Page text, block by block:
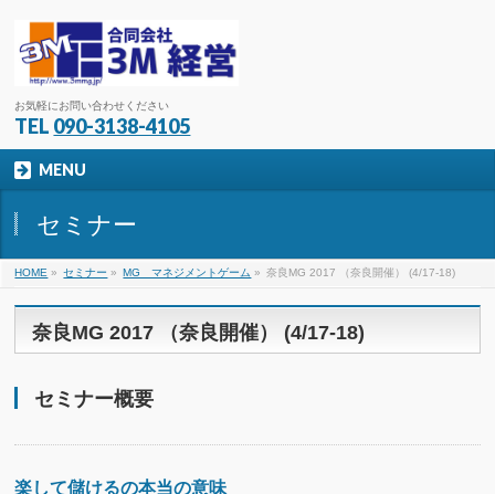
お気軽にお問い合わせください
TEL 090-3138-4105
MENU
セミナー
HOME » セミナー » MG マネジメントゲーム » 奈良MG 2017 （奈良開催） (4/17-18)
奈良MG 2017 （奈良開催） (4/17-18)
セミナー概要
楽して儲けるの本当の意味